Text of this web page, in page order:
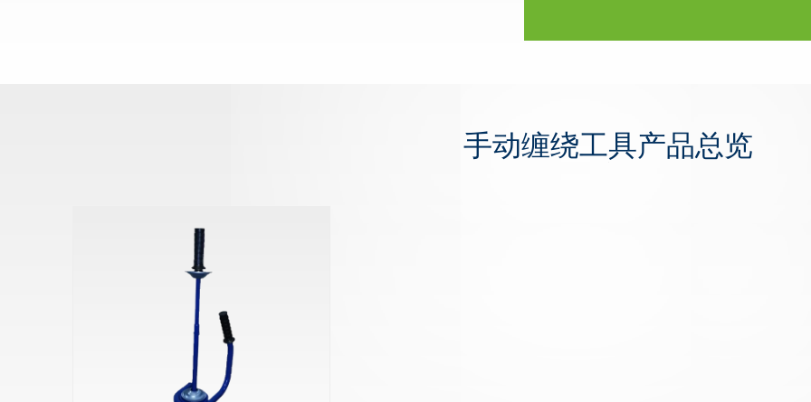
手动缠绕工具产品总览